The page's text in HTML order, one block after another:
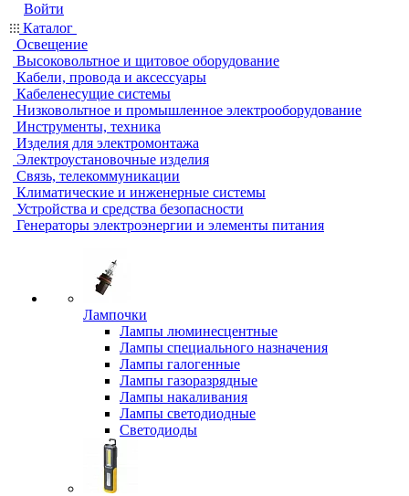
Войти
Каталог
Освещение
Высоковольтное и щитовое оборудование
Кабели, провода и аксессуары
Кабеленесущие системы
Низковольтное и промышленное электрооборудование
Инструменты, техника
Изделия для электромонтажа
Электроустановочные изделия
Связь, телекоммуникации
Климатические и инженерные системы
Устройства и средства безопасности
Генераторы электроэнергии и элементы питания
Лампочки
Лампы люминесцентные
Лампы специального назначения
Лампы галогенные
Лампы газоразрядные
Лампы накаливания
Лампы светодиодные
Светодиоды